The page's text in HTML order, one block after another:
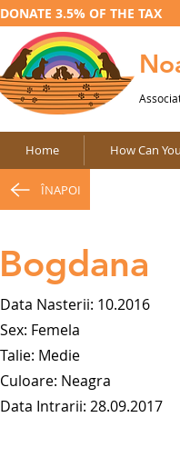
DONATE 3.5% OF THE TAX
Home How Can
ÎNAPOI
Bogdana
Data Nasterii: 10.2016
Sex: Femela
Talie: Medie
Culoare: Neagra
Data Intrarii: 28.09.2017